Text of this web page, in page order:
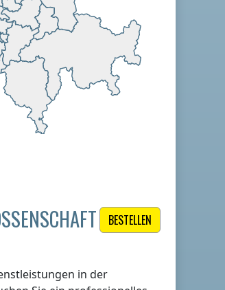
BESTELLEN
in der